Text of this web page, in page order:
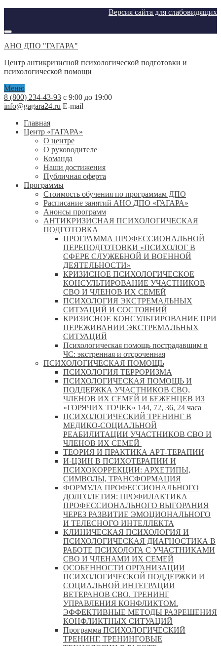
Версия сайта для слабовидящих
АНО ДПО "ГАГАРА"
Центр антикризисной психологической подготовки и
психологической помощи
Меню
8 (800) 234-43-93 с 9:00 до 19:00
info@gagara24.ru E-mail
Главная
Центр «ГАГАРА»
О центре
О руководителе
Команда
Наши достижения
Публичная оферта
Программы
Стоимость обучения по программам ДПО
Расписание занятий АНО ДПО «ГАГАРА»
Анонсы программ
АНТИКРИЗИСНАЯ ПСИХОЛОГИЧЕСКАЯ
ПОДГОТОВКА
ПРОГРАММА ПРОФЕССИОНАЛЬНОЙ
ПЕРЕПОДГОТОВКИ «ПСИХОЛОГ В
СФЕРЕ СЛУЖЕБНОЙ И ВОЕННОЙ
ДЕЯТЕЛЬНОСТИ»
КРИЗИСНОЕ ПСИХОЛОГИЧЕСКОЕ
КОНСУЛЬТИРОВАНИЕ УЧАСТНИКОВ
СВО И ЧЛЕНОВ ИХ СЕМЕЙ
ПСИХОЛОГИЯ ЭКСТРЕМАЛЬНЫХ
СИТУАЦИЙ И СОСТОЯНИЙ
КРИЗИСНОЕ КОНСУЛЬТИРОВАНИЕ ПРИ
ПЕРЕЖИВАНИИ ЭКСТРЕМАЛЬНЫХ
СИТУАЦИЙ
Психологическая помощь пострадавшим в
ЧС: экстренная и отсроченная
ПСИХОЛОГИЧЕСКАЯ ПОМОЩЬ
ПСИХОЛОГИЯ ТЕРРОРИЗМА
ПСИХОЛОГИЧЕСКАЯ ПОМОЩЬ И
ПОДДЕРЖКА УЧАСТНИКОВ СВО,
ЧЛЕНОВ ИХ СЕМЕЙ И БЕЖЕНЦЕВ ИЗ
«ГОРЯЧИХ ТОЧЕК» 144, 72, 36, 24 часа
ПСИХОЛОГИЧЕСКИЙ ТРЕНИНГ В
МЕДИКО-СОЦИАЛЬНОЙ
РЕАБИЛИТАЦИИ УЧАСТНИКОВ СВО И
ЧЛЕНОВ ИХ СЕМЕЙ
ТЕОРИЯ И ПРАКТИКА АРТ-ТЕРАПИИ
И-ЦЗИН В ПСИХОТЕРАПИИ И
ПСИХОКОРРЕКЦИИ: АРХЕТИПЫ,
СИМВОЛЫ, ТРАНСФОРМАЦИЯ
ФОРМУЛА ПРОФЕССИОНАЛЬНОГО
ДОЛГОЛЕТИЯ: ПРОФИЛАКТИКА
ПРОФЕССИОНАЛЬНОГО ВЫГОРАНИЯ
ЧЕРЕЗ РАЗВИТИЕ ЭМОЦИОНАЛЬНОГО
И ТЕЛЕСНОГО ИНТЕЛЛЕКТА
КЛИНИЧЕСКАЯ ПСИХОЛОГИЯ И
ПСИХОЛОГИЧЕСКАЯ ДИАГНОСТИКА В
РАБОТЕ ПСИХОЛОГА С УЧАСТНИКАМИ
СВО И ЧЛЕНАМИ ИХ СЕМЕЙ
ОСОБЕННОСТИ ОРГАНИЗАЦИИ
ПСИХОЛОГИЧЕСКОЙ ПОДДЕРЖКИ И
СОЦИАЛЬНОЙ ИНТЕГРАЦИИ
ВЕТЕРАНОВ СВО. ТРЕНИНГ
УПРАВЛЕНИЯ КОНФЛИКТОМ.
ЭФФЕКТИВНЫЕ МЕТОДЫ РАЗРЕШЕНИЯ
КОНФЛИКТНЫХ СИТУАЦИЙ
Программа ПСИХОЛОГИЧЕСКИЙ
ТРЕНИНГ. ТРЕНИНГОВЫЕ